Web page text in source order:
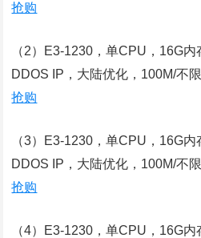
抢购
（2）E3-1230，单CPU，16G
DDOS IP，大陆优化，100M/不
抢购
（3）E3-1230，单CPU，16G
DDOS IP，大陆优化，100M/不
抢购
（4）E3-1230，单CPU，16G